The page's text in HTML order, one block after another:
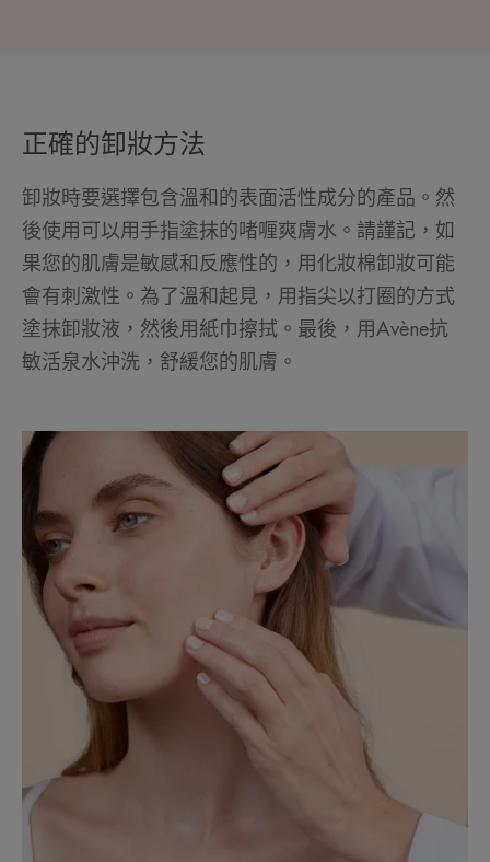
正確的卸妝方法
卸妝時要選擇包含溫和的表面活性成分的產品。然
後使用可以用手指塗抹的啫喱爽膚水。請謹記，如
果您的肌膚是敏感和反應性的，用化妝棉卸妝可能
會有刺激性。為了溫和起見，用指尖以打圈的方式
塗抹卸妝液，然後用紙巾擦拭。最後，用Avène抗
敏活泉水沖洗，舒緩您的肌膚。